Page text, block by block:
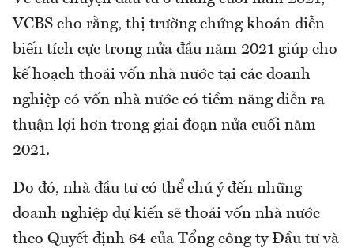
VCBS cho rằng, thị trường chứng khoán diễn
biến tích cực trong nửa đầu năm 2021 giúp cho
kế hoạch thoái vốn nhà nước tại các doanh
nghiệp có vốn nhà nước có tiềm năng diễn ra
thuận lợi hơn trong giai đoạn nửa cuối năm
2021.
Do đó, nhà đầu tư có thể chú ý đến những
doanh nghiệp dự kiến sẽ thoái vốn nhà nước
theo Quyết định 64 của Tổng công ty Đầu tư và